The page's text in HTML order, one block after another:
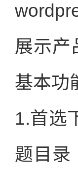
展示产
基本功
1.首选
题目录